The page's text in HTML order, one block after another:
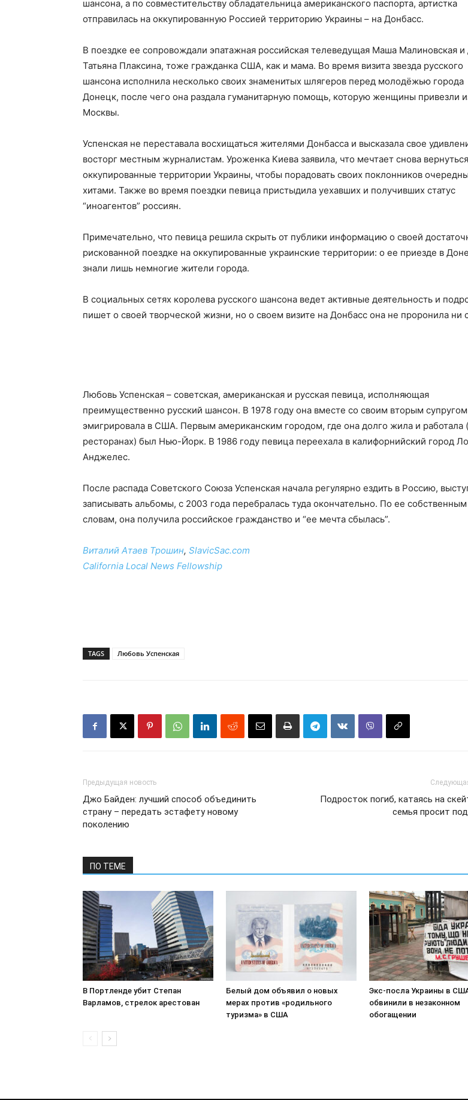
шансона, а по совместительству обладательница американского паспорта, артистка
отправилась на оккупированную Россией территорию Украины – на Донбасс.
В поездке ее сопровождали эпатажная российская телеведущая Маша Малиновская и
Татьяна Плаксина, тоже гражданка США, как и мама. Во время визита звезда русского
шансона исполнила несколько своих знаменитых шлягеров перед молодёжью города
Донецк, после чего она раздала гуманитарную помощь, которую женщины привезли
Москвы.
Успенская не переставала восхищаться жителями Донбасса и высказала свое
восторг местным журналистам. Уроженка Киева заявила, что мечтает снова
оккупированные территории Украины, чтобы порадовать своих поклонников
хитами. Также во время поездки певица пристыдила уехавших и получивших статус
“иноагентов” россиян.
Примечательно, что певица решила скрыть от публики информацию о своей
рискованной поездке на оккупированные украинские территории: о ее приезде в
знали лишь немногие жители города.
В социальных сетях королева русского шансона ведет активные деятельность и
пишет о своей творческой жизни, но о своем визите на Донбасс она не проронила ни
Любовь Успенская – советская, американская и русская певица, исполняющая
преимущественно русский шансон. В 1978 году она вместе со своим вторым супругом
эмигрировала в США. Первым американским городом, где она долго жила и работала
ресторанах) был Нью-Йорк. В 1986 году певица переехала в калифорнийский город
Анджелес.
После распада Советского Союза Успенская начала регулярно ездить в Россию,
записывать альбомы, с 2003 года перебралась туда окончательно. По ее собственным
словам, она получила российское гражданство и “ее мечта сбылась”.
Виталий Атаев Трошин, SlavicSac.com
California Local News Fellowship
TAGS Любовь Успенская
Предыдущая новость
Джо Байден: лучший способ объединить
страну – передать эстафету новому
поколению
Подросток погиб, катаясь на
семья просит
ПО ТЕМЕ
В Портленде убит Степан
Варламов, стрелок арестован
Белый дом объявил о новых
мерах против «родильного
туризма» в США
Экс-посла Украины в
обвинили в незаконном
обогащении